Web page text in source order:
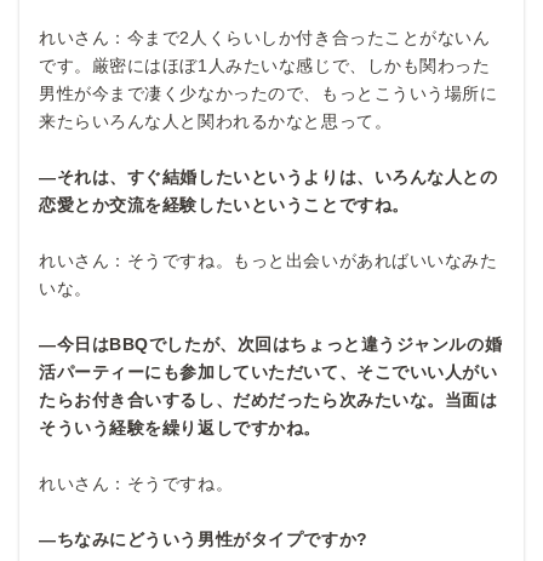
れいさん：今まで2人くらいしか付き合ったことがないん
です。厳密にはほぼ1人みたいな感じで、しかも関わった
男性が今まで凄く少なかったので、もっとこういう場所に
来たらいろんな人と関われるかなと思って。
―それは、すぐ結婚したいというよりは、いろんな人との
恋愛とか交流を経験したいということですね。
れいさん：そうですね。もっと出会いがあればいいなみた
いな。
―今日はBBQでしたが、次回はちょっと違うジャンルの婚
活パーティーにも参加していただいて、そこでいい人がい
たらお付き合いするし、だめだったら次みたいな。当面は
そういう経験を繰り返しですかね。
れいさん：そうですね。
―ちなみにどういう男性がタイプですか?